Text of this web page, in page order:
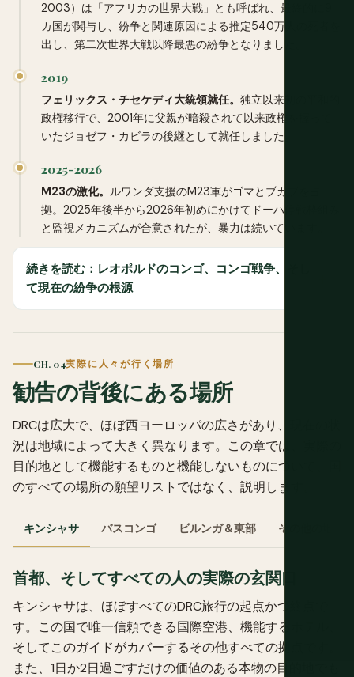
2003）は「アフリカの世界大戦」とも呼ばれ、最終的に9
カ国が関与し、紛争と関連原因による推定540万人の死者を
出し、第二次世界大戦以降最悪の紛争となりました。
2019
フェリックス・チセケディ大統領就任。 独立以来初の平和的
政権移行で、2001年に父親が暗殺されて以来政権を握って
いたジョゼフ・カビラの後継として就任しました。
2025-2026
M23の激化。 ルワンダ支援のM23軍がゴマとブカブを占
拠。2025年後半から2026年初めにかけてドーハ停戦枠組み
と監視メカニズムが合意されたが、暴力は続いています。
続きを読む：レオポルドのコンゴ、コンゴ戦争、そし
て現在の紛争の根源
CH. 04実際に人々が行く場所
勧告の背後にある場所
DRCは広大で、ほぼ西ヨーロッパの広さがあり、現在の状
況は地域によって大きく異なります。この章では、実際の
目的地として機能するものと機能しないものについて、国
のすべての場所の願望リストではなく、説明します。
キンシャサ バスコンゴ ビルンガ＆東部 その他の地域
首都、そしてすべての人の実際の玄関口
キンシャサは、ほぼすべてのDRC旅行の起点かつ終点で
す。この国で唯一信頼できる国際空港、機能するホテル、
そしてこのガイドがカバーするその他すべての拠点です。
また、1日か2日過ごすだけの価値のある本物の目的地でも